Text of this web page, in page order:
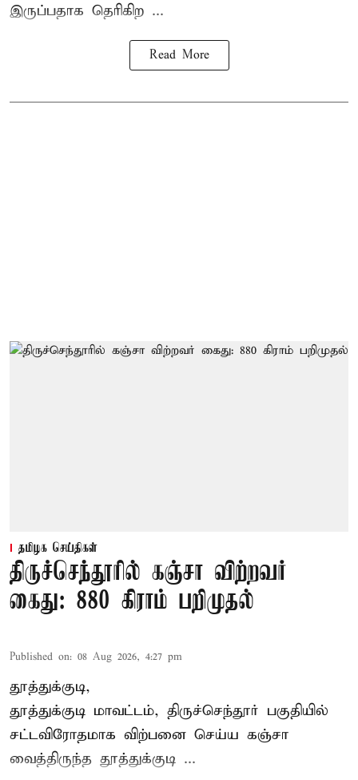
இருப்பதாக தெரிகிற ...
Read More
தமிழக செய்திகள்
திருச்செந்தூரில் கஞ்சா விற்றவர்
கைது: 880 கிராம் பறிமுதல்
Published on: 08 Aug 2026, 4:27 pm
தூத்துக்குடி,
தூத்துக்குடி மாவட்டம், திருச்செந்தூர் பகுதியில்
சட்டவிரோதமாக விற்பனை செய்ய கஞ்சா
வைத்திருந்த தூத்துக்குடி ...